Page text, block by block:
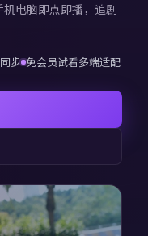
电脑即点即播，追剧
步 免会员试看多端适配